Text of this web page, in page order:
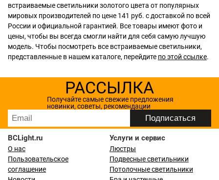
встраиваемые светильники золотого цвета от популярных
мировых производителей по цене 141 руб. с доставкой по всей
России и официальной гарантией. Все товары имеют фото и
цены, чтобы вы всегда смогли найти для себя самую лучшую
модель. Чтобы посмотреть все встраиваемые светильники,
представленные в нашем каталоге, перейдите по этой ссылке.
РАССЫЛКА
Получайте самые свежие предложения
новинки, советы, рекомендации
BCLight.ru
О нас
Пользовательское
соглашение
Услуги и сервис
Люстры
Подвесные светильники
Потолочные светильники